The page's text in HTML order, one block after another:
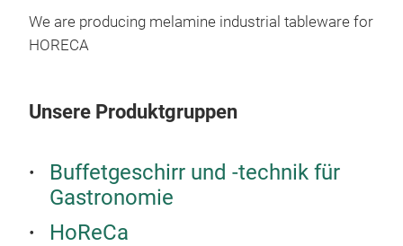
We are producing melamine industrial tableware for
HORECA
Unsere Produktgruppen
Buffetgeschirr und -technik für
Gastronomie
HoReCa